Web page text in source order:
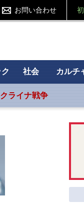
お問い合わせ
社会 カルチ
ライナ戦争